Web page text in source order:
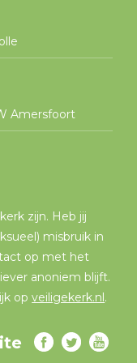
Amersfoort
zijn. Heb jij
misbruik in
op met het
anoniem blijft.
opveiligekerk.nl .